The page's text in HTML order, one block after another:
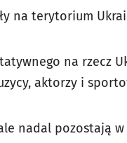
na terytorium
na rzecz
aktorzy i
nadal pozostają